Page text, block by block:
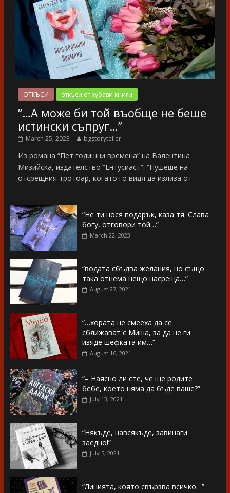
ОТКЪСИ откъси от хубави книги
“…А може би той въобще не беше
истински съпруг…”
March 25, 2023 bgstoryteller
Из романа “Пет годишни времена” на Валентина
Мизийска, издателство “Ентусиаст”. “Пушеше на
отсрещния тротоар, когато го видя да излиза от
“Не ти нося подарък, каза тя. Слава
богу, отговори той…”
March 22, 2023
“водата сбъдва желания, но също
така отнема нещо насреща…”
August 27, 2021
“…хората не смееха да се
сближават с Миша, за да не ги
изяде шефката им…”
August 16, 2021
“– Наясно ли сте, че ще родите
бебе, което няма да бъде ваше?”
July 13, 2021
“Някъде, навсякъде, завинаги
заедно!”
July 5, 2021
“Линията, която свързва всичко…”